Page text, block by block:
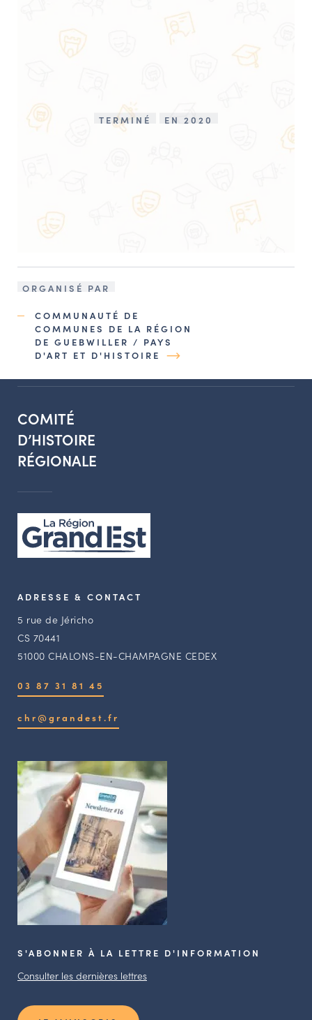
TERMINÉ EN 2020
ORGANISÉ PAR
COMMUNAUTÉ DE
COMMUNES DE LA RÉGION
DE GUEBWILLER / PAYS
D'ART ET D'HISTOIRE
COMITÉ
D’HISTOIRE
RÉGIONALE
ADRESSE & CONTACT
5 rue de Jéricho
CS 70441
51000 CHALONS-EN-CHAMPAGNE CEDEX
03 87 31 81 45
chr@grandest.fr
S'ABONNER À LA LETTRE D'INFORMATION
Consulter les dernières lettres